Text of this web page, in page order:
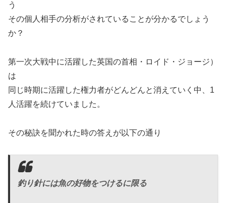
う
その個人相手の分析がされていることが分かるでしょう
か？
第一次大戦中に活躍した英国の首相・ロイド・ジョージ）
は
同じ時期に活躍した権力者がどんどんと消えていく中、1
人活躍を続けていました。
その秘訣を聞かれた時の答えが以下の通り
釣り針には魚の好物をつけるに限る